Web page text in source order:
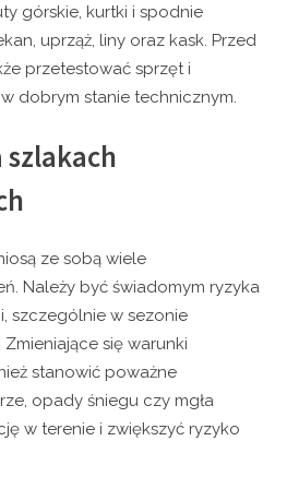
górskie, kurtki i spodnie
uprząż, liny oraz kask. Przed
przetestować sprzęt i
dobrym stanie technicznym.
szlakach
ze sobą wiele
Należy być świadomym ryzyka
szczególnie w sezonie
się warunki
stanowić poważne
opady śniegu czy mgła
w terenie i zwiększyć ryzyko